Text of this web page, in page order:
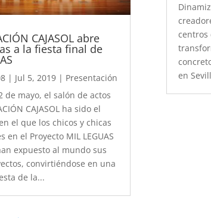
CAJASOL abre
a la fiesta final de
| Jul 5, 2019 | Presentación
de mayo, el salón de actos
CAJASOL ha sido el
el que los chicos y chicas
en el Proyecto MIL LEGUAS
expuesto al mundo sus
convirtiéndose en una
de la...
centros
en